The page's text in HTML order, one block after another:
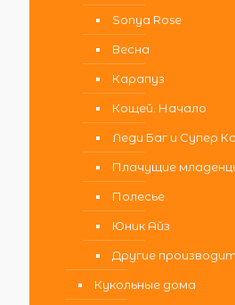
Sonya Rose
Весна
Карапуз
Кощей. Начало
Леди Баг и Супер
Плачущие
Полесье
Юник Айз
Другие
Кукольные дома